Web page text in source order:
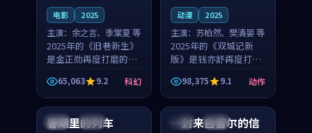
电影 2025
主演： 余之言、季棠夏 等
2025年的《旧巷新生》
是金正勋再度打磨的科
幻佳作。英国的取景与
雨夜物语的氛围相互成
就，余之言与季棠夏的
对手戏自然克制，让整
部影片在悬念与温度
65,063 9.2 科幻
动漫 2025
主演： 苏柏然、樊清晏 等
2025年的《双城记新
版》是钱亦舒再度打磨
的动作佳作。中国大陆
的取景与沙漠探险的氛
围相互成就，苏柏然与
樊清晏的对手戏自然克
制，让整部影片在悬念
98,375 9.1 动作
中国 杜比
暑期里的列车 韩国 热播
一封来自首尔的信